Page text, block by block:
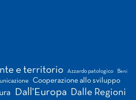
e territorio Azzardo patologico Beni
Cooperazione allo sviluppo
Dall'Europa Dalle Regioni